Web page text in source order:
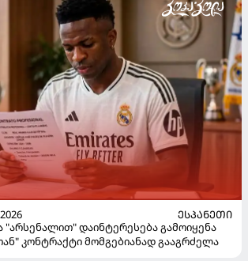
ᲔᲡᲞᲐᲜᲔᲗᲘ
"არსენალით" დაინტერესება გამოიყენა
კონტრაქტი მომგებიანად გააგრძელა